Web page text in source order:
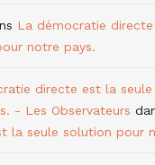
La démocratie
notre pays.
directe est la
- Les Observateurs
la seule solution pour